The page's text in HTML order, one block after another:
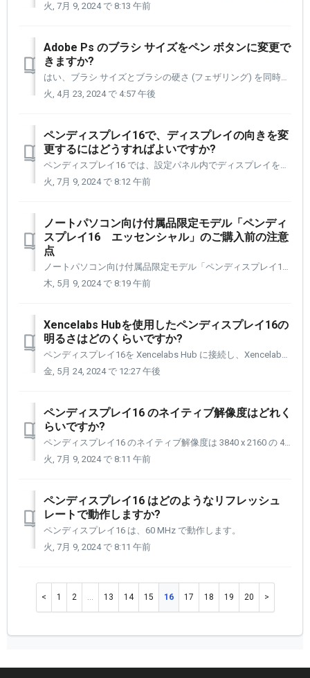
火, 7月 9, 2024 で 8:13 午前
Adobe Ps のブラシ サイズをペン ボタンに変更で
きますか?
はい、ブラシ サイズとブラシの硬さ (フェザリング) を同時に変更できます。 これには、キーストロークとマウスのクリックを組み合わせる必要があります。 Windows コマンド: Control + Alt + 右クリック Mac コマンド: Control + Option + 左クリ...
火, 4月 23, 2024 で 4:57 午後
ペンディスプレイ16で、ディスプレイの向きを変
更するにはどうすればよいですか?
ペンディスプレイ16 では、設定パネル内でディスプレイを回転するコントロールを提供しています。 この機能を実行するためにビデオ カード コントロールにアクセスする必要はなくなりました。 [1] メニューを展開できます。 [2] 次に、ディスプレイを配置する方向を選択します。
火, 7月 9, 2024 で 8:12 午前
ノートパソコン向け付属品限定モデル「ペンディ
スプレイ16 エッセンシャル」のご購入前の注意
点
ノートパソコン向け付属品限定モデル「ペンディスプレイ16 エッセンシャル」では、以下の注意点があります。 ご購入前にご確認をお勧めします。 1.接続するパソコンは、電源(15W)を供給できるUSB-C(DP altモード)ポートが必要です。 2.HDMIやDisplay Portで接続する必要がある...
木, 5月 9, 2024 で 8:19 午前
Xencelabs Hubを使用したペンディスプレイ16の
明るさはどのくらいですか?
ペンディスプレイ16を Xencelabs Hub に接続し、Xencelabs Hub を壁のコンセントに接続すると、300 カンデラ (または 300 cd/m2) になります。 Xencelabs ハブを使用していない場合、輝度は少なくとも 170 cd/m2 ですが、コンピュータの USB-C ...
金, 5月 24, 2024 で 12:27 午後
ペンディスプレイ16 のネイティブ解像度はどれく
らいですか?
ペンディスプレイ16 のネイティブ解像度は 3840 x 2160 の 4K です。 ただし、以下に示す解像度に設定することもできます。 800x600@60Hz (SVGA) 1024x768@60Hz (XGA) 1280x720@60Hz (HD) 1280x1024@60Hz (SXGA...
火, 7月 9, 2024 で 8:11 午前
ペンディスプレイ16 はどのようなリフレッシュ
レートで動作しますか?
ペンディスプレイ16 は、60 MHz で動作します。
火, 7月 9, 2024 で 8:11 午前
1 2 … 13 14 15 16 17 18 19 20